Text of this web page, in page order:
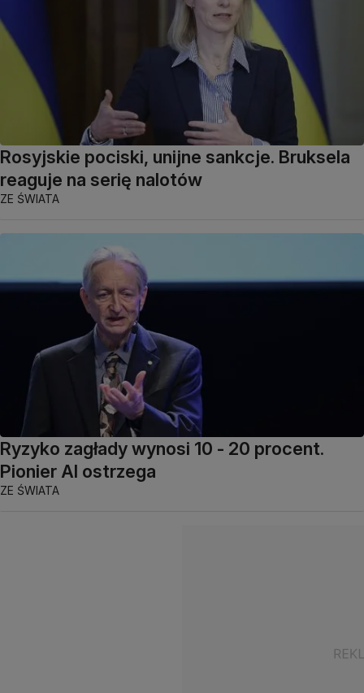
Rosyjskie pociski, unijne sankcje. Bruksela
reaguje na serię nalotów
ZE ŚWIATA
Ryzyko zagłady wynosi 10 - 20 procent.
Pionier AI ostrzega
ZE ŚWIATA